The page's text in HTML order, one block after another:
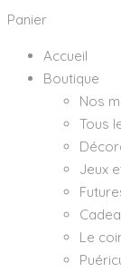
Panier
Accueil
Boutique
Nos
Tous
Jeux
Le